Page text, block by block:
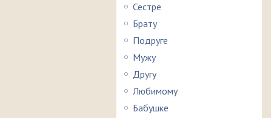
Сестре
Брату
Подруге
Мужу
Другу
Любимому
Бабушке